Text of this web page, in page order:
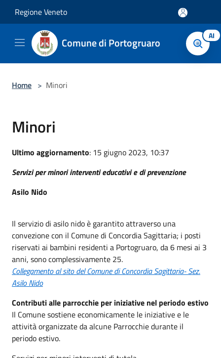
Regione Veneto
Comune di Portogruaro AI
Home > Minori
Minori
Ultimo aggiornamento: 15 giugno 2023, 10:37
Servizi per minori interventi educativi e di prevenzione
Asilo Nido
Il servizio di asilo nido è garantito attraverso una
convezione con il Comune di Concordia Sagittaria; i posti
riservati ai bambini residenti a Portogruaro, da 6 mesi ai 3
anni, sono complessivamente 25.
Collegamento al sito del Comune di Concordia Sagittaria- Sez.
Asilo Nido
Contributi alle parrocchie per iniziative nel periodo estivo
Il Comune sostiene economicamente le iniziative e le
attività organizzate da alcune Parrocchie durante il
periodo estivo.